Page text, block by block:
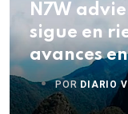
N7W
sigue en
avances
POR DIARIO